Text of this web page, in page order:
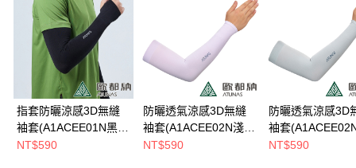
用戶於交易時，得透過本服務購買商品或服務，並由商店將買賣／分期付款
買賣價金債權讓與本公司後，依約使用本公司帳單繳交帳款。
2.基於同意付款使用「大哥付你分期」之契約關係目的，商店將以您的個人
資料（包含姓名、電話或地址）提供予台灣大哥大進項蒐集、處理及利用，
由本公司與您本人進行分期帳單所需資料之確認、核對及更正。
3.完整用戶服務條款，請詳閱以下連結：https://oppay.tw/userRule
付款後萊爾富取貨
每筆NT$80，滿NT$790(含以上)免運費
7-11取貨付款
每筆NT$80，滿NT$790(含以上)免運費
付款後7-11取貨
每筆NT$80，滿NT$790(含以上)免運費
指套防曬涼感3D無縫
袖套(A1ACEE01N黑/
防曬/涼爽/透氣)
NT$590
防曬透氣涼感3D無縫
袖套(A1ACEE02N淺
紫/防曬/涼爽)
NT$590
防曬透氣涼感3D
袖套
灰/防曬/涼爽)
NT$590